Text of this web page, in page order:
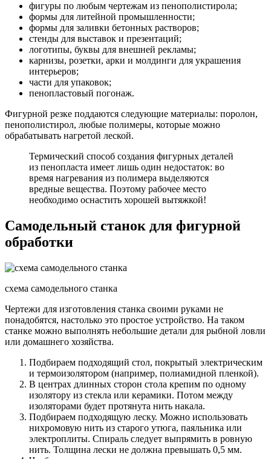
фигуры по любым чертежам из пенополистирола;
формы для литейной промышленности;
формы для заливки бетонных растворов;
стенды для выставок и презентаций;
логотипы, буквы для внешней рекламы;
карнизы, розетки, арки и молдинги для украшения
интерьеров;
части для упаковок;
пенопластовый погонаж.
Фигурной резке поддаются следующие материалы: поролон,
пенополистирол, любые полимеры, которые можно
обрабатывать нагретой леской.
Термический способ создания фигурных деталей
из пенопласта имеет лишь один недостаток: во
время нагревания из полимера выделяются
вредные вещества. Поэтому рабочее место
необходимо оснастить хорошей вытяжкой!
Самодельный станок для фигурной
обработки
схема самодельного станка
Чертежи для изготовления станка своими руками не
понадобятся, настолько это простое устройство. На таком
станке можно выполнять небольшие детали для рыбной ловли
или домашнего хозяйства.
Подбираем подходящий стол, покрытый электрическим
и термоизолятором (например, полиамидной пленкой).
В центрах длинных сторон стола крепим по одному
изолятору из стекла или керамики. Потом между
изоляторами будет протянута нить накала.
Подбираем подходящую леску. Можно использовать
нихромовую нить из старого утюга, паяльника или
электроплиты. Спираль следует выпрямить в ровную
нить. Толщина лески не должна превышать 0,5 мм.